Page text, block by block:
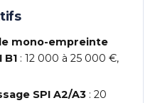
mono-empreinte
B1 : 12 000 à 25 000 €,
SPI A2/A3 : 20